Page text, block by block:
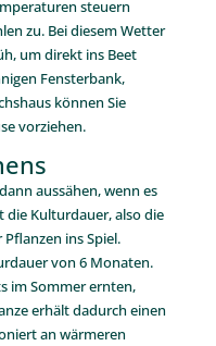
steuern
zu. Bei diesem Wetter
um direkt ins Beet
Fensterbank,
können Sie
vorziehen.
aussähen, wenn es
Kulturdauer, also die
ins Spiel.
von 6 Monaten.
im Sommer ernten,
erhält dadurch einen
an wärmeren